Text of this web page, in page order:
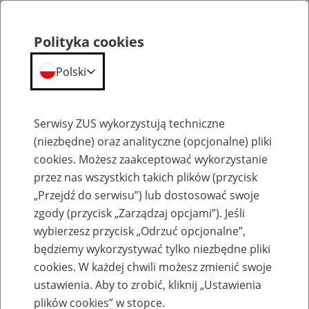
Szkolenia
Zaproś ZUS do siebie: Aktywni 50+
Polityka cookies
Polski
Serwisy ZUS wykorzystują techniczne
(niezbędne) oraz analityczne (opcjonalne) pliki
cookies. Możesz zaakceptować wykorzystanie
przez nas wszystkich takich plików (przycisk
„Przejdź do serwisu”) lub dostosować swoje
zgody (przycisk „Zarządzaj opcjami”). Jeśli
wybierzesz przycisk „Odrzuć opcjonalne”,
będziemy wykorzystywać tylko niezbędne pliki
cookies. W każdej chwili możesz zmienić swoje
ustawienia. Aby to zrobić, kliknij „Ustawienia
plików cookies” w stopce.